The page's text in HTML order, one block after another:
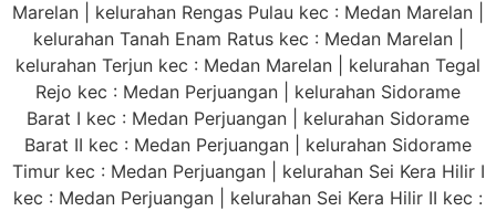
Marelan | kelurahan Rengas Pulau kec : Medan Marelan |
kelurahan Tanah Enam Ratus kec : Medan Marelan |
kelurahan Terjun kec : Medan Marelan | kelurahan Tegal
Rejo kec : Medan Perjuangan | kelurahan Sidorame
Barat I kec : Medan Perjuangan | kelurahan Sidorame
Barat II kec : Medan Perjuangan | kelurahan Sidorame
Timur kec : Medan Perjuangan | kelurahan Sei Kera Hilir I
kec : Medan Perjuangan | kelurahan Sei Kera Hilir II kec :